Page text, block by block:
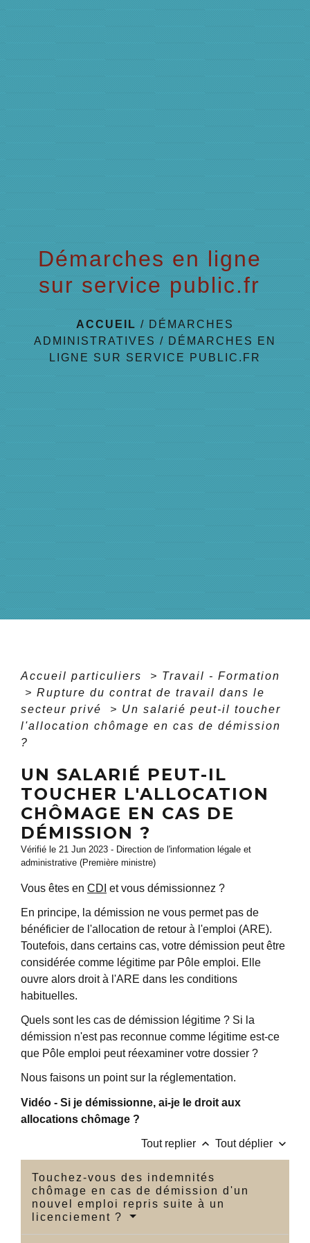
Démarches en ligne
sur service public.fr
ACCUEIL / DÉMARCHES
ADMINISTRATIVES / DÉMARCHES EN
LIGNE SUR SERVICE PUBLIC.FR
Accueil particuliers > Travail - Formation
> Rupture du contrat de travail dans le
secteur privé
> Un salarié peut-il toucher
l'allocation chômage en cas de démission
?
UN SALARIÉ PEUT-IL
TOUCHER L'ALLOCATION
CHÔMAGE EN CAS DE
DÉMISSION ?
Vérifié le 21 Jun 2023 - Direction de l'information légale et
administrative (Première ministre)
Vous êtes en CDI et vous démissionnez ?
En principe, la démission ne vous permet pas de
bénéficier de l'allocation de retour à l'emploi (ARE).
Toutefois, dans certains cas, votre démission peut être
considérée comme légitime par Pôle emploi. Elle
ouvre alors droit à l'ARE dans les conditions
habituelles.
Quels sont les cas de démission légitime ? Si la
démission n'est pas reconnue comme légitime est-ce
que Pôle emploi peut réexaminer votre dossier ?
Nous faisons un point sur la réglementation.
Vidéo - Si je démissionne, ai-je le droit aux
allocations chômage ?
Tout replier keyboard_arrow_up Tout déplier keyboard_arrow_down
Touchez-vous des indemnités
chômage en cas de démission d'un
nouvel emploi repris suite à un
licenciement ?